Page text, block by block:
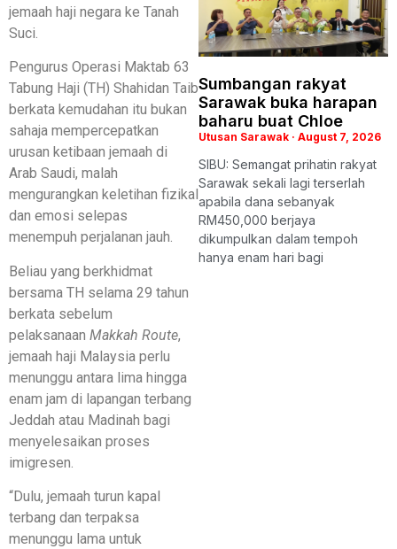
jemaah haji negara ke Tanah
Suci.
Pengurus Operasi Maktab 63
Tabung Haji (TH) Shahidan Taib
berkata kemudahan itu bukan
sahaja mempercepatkan
urusan ketibaan jemaah di
Arab Saudi, malah
mengurangkan keletihan fizikal
dan emosi selepas
menempuh perjalanan jauh.
Beliau yang berkhidmat
bersama TH selama 29 tahun
berkata sebelum
pelaksanaan Makkah Route,
jemaah haji Malaysia perlu
menunggu antara lima hingga
enam jam di lapangan terbang
Jeddah atau Madinah bagi
menyelesaikan proses
imigresen.
“Dulu, jemaah turun kapal
terbang dan terpaksa
menunggu lama untuk
Sumbangan rakyat
Sarawak buka harapan
baharu buat Chloe
Utusan Sarawak August 7, 2026
SIBU: Semangat prihatin rakyat
Sarawak sekali lagi terserlah
apabila dana sebanyak
RM450,000 berjaya
dikumpulkan dalam tempoh
hanya enam hari bagi